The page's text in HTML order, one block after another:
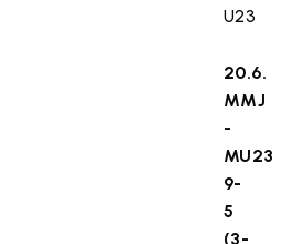
U23
20.6.
MMJ
-
MU23
9-
5
(3-